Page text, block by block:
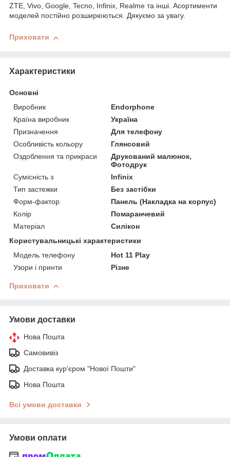
ZTE, Vivo, Google, Tecno, Infinix, Realme та інші. Асортименти
моделей постійно розширюються. Дякуємо за увагу.
Приховати
Характеристики
Основні
Виробник
Endorphone
Країна виробник
Україна
Призначення
Для телефону
Особливість кольору
Глянсовий
Оздоблення та прикраси
Друкований малюнок,
Фотодрук
Сумісність з
Infinix
Тип застежки
Без застібки
Форм-фактор
Панель (Накладка на корпус)
Колір
Помаранчевий
Матеріал
Силікон
Користувальницькі характеристики
Модель телефону
Hot 11 Play
Узори і принти
Різне
Приховати
Умови доставки
Нова Пошта
Самовивіз
Доставка кур'єром "Нової Пошти"
Нова Пошта
Всі умови доставки
Умови оплати